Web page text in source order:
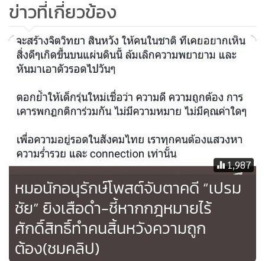
ข่าวที่เกี่ยวข้อง
1,987
หมอนักอนุรักษ์โพสต์จับตาคดี “เปรม
ชัย” ยิงเสือดำ-ชี้หากกฎหมายไร้
ศักดิ์สิทธิ์ทำคนสิ้นหวังความถูก
ต้อง(ชมคลิป)